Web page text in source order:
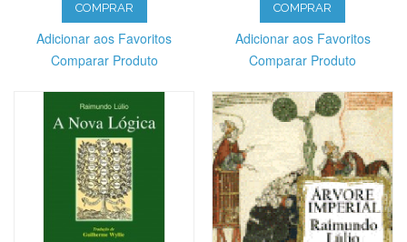
COMPRAR
Adicionar aos Favoritos
Comparar Produto
COMPRAR
Adicionar aos Favoritos
Comparar Produto